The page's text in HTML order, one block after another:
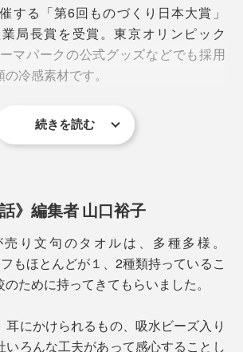
れば、全身を駆けめぐるひんやり感。
るので、首を冷やすと冷えた血液が
ーニング、スポーツ観戦やフェス、
する「第6回ものづくり日本大賞」
局長賞を受賞。東京オリンピック
マパークの公式グッズなどでも採用
冷感素材です。
である接触冷感「Q-max値
優秀なのが肌ざわり。
、濡らすと肌にペタッと張りつき感の
状態だとごわつくものなどいろいろで
しても乾いていても、サラサラで柔ら
れていても快適です。
続きを読む
》編集者 山口裕子
り文句のタオルは、多種多様。
もほとんどが１、2種類持っているこ
ために持ってきてもらいました。
耳にかけられるもの、吸水ビーズ入り
いろんな工夫があって感心することし